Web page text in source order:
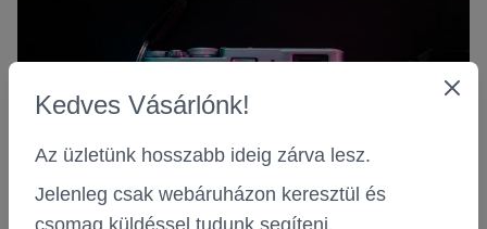
Kedves Vásárlónk!
Az üzletünk hosszabb ideig zárva lesz.
Jelenleg csak webáruházon keresztül és